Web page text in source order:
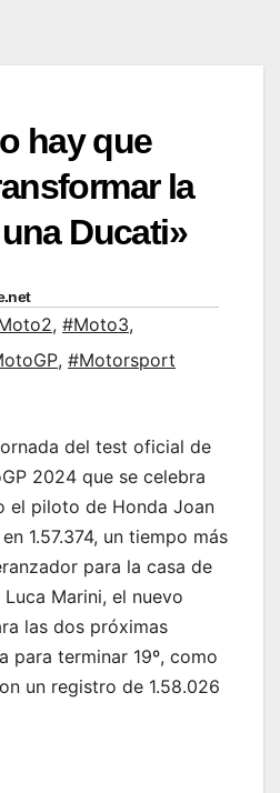
hay que
la
Ducati»
, #Moto3,
, #Motorsport
del test oficial de
2024 que se celebra
el piloto de Honda Joan
1.57.374, un tiempo más
para la casa de
Marini, el nuevo
las dos próximas
para terminar 19º, como
un registro de 1.58.026